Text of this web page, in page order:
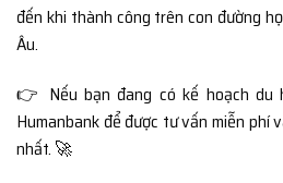
đến khi thành công trên con đường
Âu.
👉 Nếu bạn đang có kế hoạch du
Humanbank để được tư vấn miễn phí
nhất. 🚀